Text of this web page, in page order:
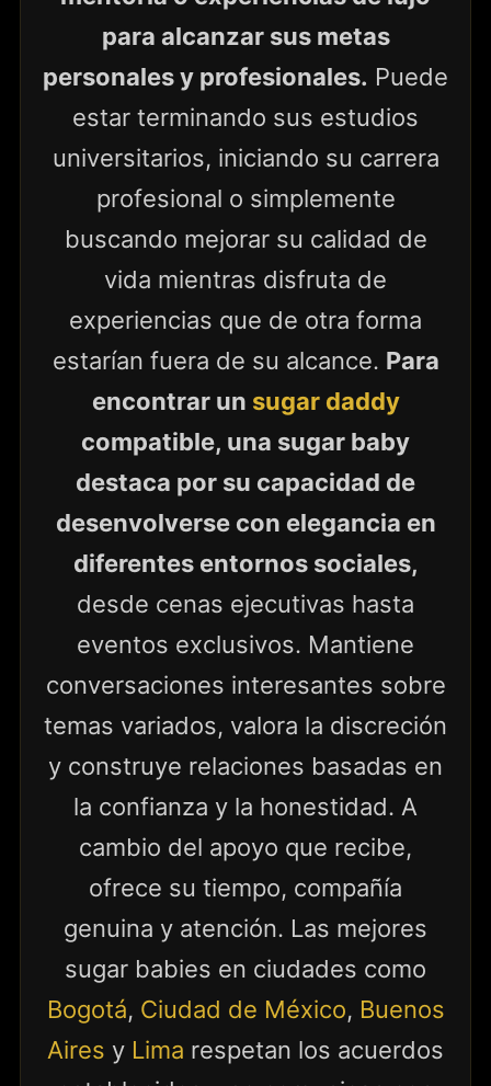
para alcanzar sus metas
personales y profesionales. Puede
estar terminando sus estudios
universitarios, iniciando su carrera
profesional o simplemente
buscando mejorar su calidad de
vida mientras disfruta de
experiencias que de otra forma
estarían fuera de su alcance. Para
encontrar un sugar daddy
compatible, una sugar baby
destaca por su capacidad de
desenvolverse con elegancia en
diferentes entornos sociales,
desde cenas ejecutivas hasta
eventos exclusivos. Mantiene
conversaciones interesantes sobre
temas variados, valora la discreción
y construye relaciones basadas en
la confianza y la honestidad. A
cambio del apoyo que recibe,
ofrece su tiempo, compañía
genuina y atención. Las mejores
sugar babies en ciudades como
Bogotá, Ciudad de México, Buenos
Aires y Lima respetan los acuerdos